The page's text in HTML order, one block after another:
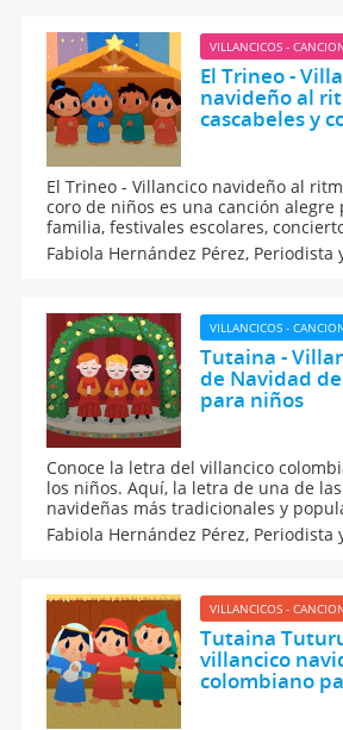
Navidad.
VILLANCICOS -
El Trineo -
navideño al
cascabeles y
El Trineo - Villancico navideño al
coro de niños es una canción alegre
familia, festivales escolares,
vídeos con los peques durante las
la letra completa, así como algunas
Fabiola Hernández Pérez, Periodista
VILLANCICOS -
Tutaina -
de Navidad
para niños
Conoce la letra del villancico
los niños. Aquí, la letra de una de
navideñas más tradicionales y
celebrar la Navidad con los niños y
alrededor del pesebre. Aprende la
Fabiola Hernández Pérez, Periodista
VILLANCICOS -
Tutaina
villancico
colombiano